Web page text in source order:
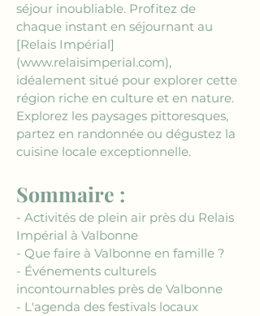
séjour inoubliable. Profitez de
chaque instant en séjournant au
[Relais Impérial]
(www.relaisimperial.com),
idéalement situé pour explorer cette
région riche en culture et en nature.
Explorez les paysages pittoresques,
partez en randonnée ou dégustez la
cuisine locale exceptionnelle.
Sommaire :
- Activités de plein air près du Relais
Impérial à Valbonne
- Que faire à Valbonne en famille ?
- Événements culturels
incontournables près de Valbonne
- L'agenda des festivals locaux